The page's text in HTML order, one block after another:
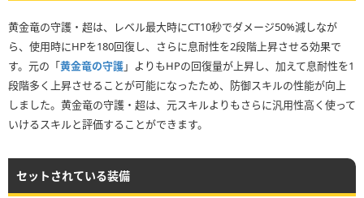
黄金竜の守護・超は、レベル最大時にCT10秒でダメージ50%減しなが
ら、使用時にHPを180回復し、さらに息耐性を2段階上昇させる効果で
す。元の「黄金竜の守護」よりもHPの回復量が上昇し、加えて息耐性を1
段階多く上昇させることが可能になったため、防御スキルの性能が向上
しました。黄金竜の守護・超は、元スキルよりもさらに汎用性高く使って
いけるスキルと評価することができます。
セットされている装備